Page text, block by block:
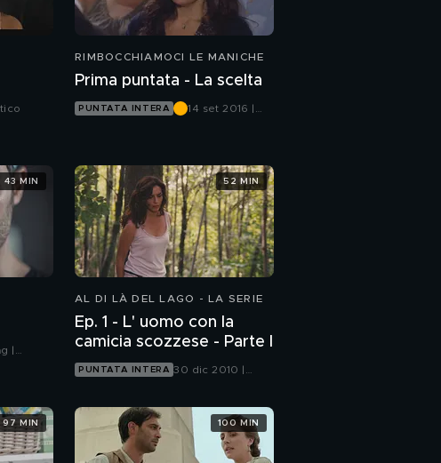
RIMBOCCHIAMOCI LE MANICHE
Prima puntata - La scelta
PUNTATA INTERA
14 set 2016 |
|
43 MIN
AL DI LÀ DEL LAGO - LA SERIE
Ep. 1 - L' uomo con la
camicia scozzese - Parte I
PUNTATA INTERA 30 dic 2010 |
52 MIN
97 MIN 100 MIN